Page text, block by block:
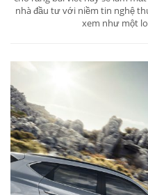
nhà đầu tư với niềm tin nghệ
xem như một